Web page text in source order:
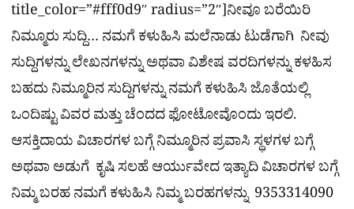
title_color=”#fff0d9″ radius=”2″]ನೀವೂ ಬರೆಯಿರಿ
ನಿಮ್ಮೂರು ಸುದ್ದಿ… ನಮಗೆ ಕಳುಹಿಸಿ ಮಲೆನಾಡು ಟುಡೆಗಾಗಿ ನೀವು
ಸುದ್ದಿಗಳನ್ನು ಲೇಖನಗಳನ್ನು ಅಥವಾ ವಿಶೇಷ ವರದಿಗಳನ್ನು ಕಳಹಿಸ
ಬಹದು ನಿಮ್ಮೂರಿನ ಸುದ್ದಿಗಳನ್ನು ನಮಗೆ ಕಳುಹಿಸಿ ಜೊತೆಯಲ್ಲಿ
ಒಂದಿಷ್ಟು ವಿವರ ಮತ್ತು ಚೆಂದದ ಫೋಟೋವೊಂದು ಇರಲಿ.
ಆಸಕ್ತಿದಾಯ ವಿಚಾರಗಳ ಬಗ್ಗೆ ನಿಮ್ಮೂರಿನ ಪ್ರವಾಸಿ ಸ್ಥಳಗಳ ಬಗ್ಗೆ
ಅಥವಾ ಅಡುಗೆ ಕೃಷಿ ಸಲಹೆ ಆರ್ಯುವೇದ ಇತ್ಯಾದಿ ವಿಚಾರಗಳ ಬಗ್ಗೆ
ನಿಮ್ಮ ಬರಹ ನಮಗೆ ಕಳುಹಿಸಿ ನಿಮ್ಮ ಬರಹಗಳನ್ನು 9353314090